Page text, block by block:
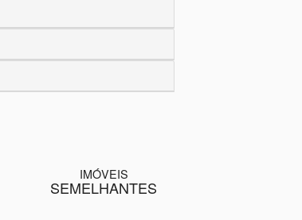
IMÓVEIS
SEMELHANTES